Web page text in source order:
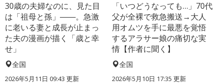
30歳の夫婦なのに、見た目
は「祖母と孫」――。急激
に老いる妻と成長が止まっ
た夫の漫画が描く「歳と幸
せ」
全国
2026年5月11日 09:43 更新
「いつどうなっても…」70代
父が全裸で救急搬送→大人
用オムツを手に最悪を覚悟
するアラサー娘の痛切な実
情【作者に聞く】
全国
2026年5月10日 17:35 更新